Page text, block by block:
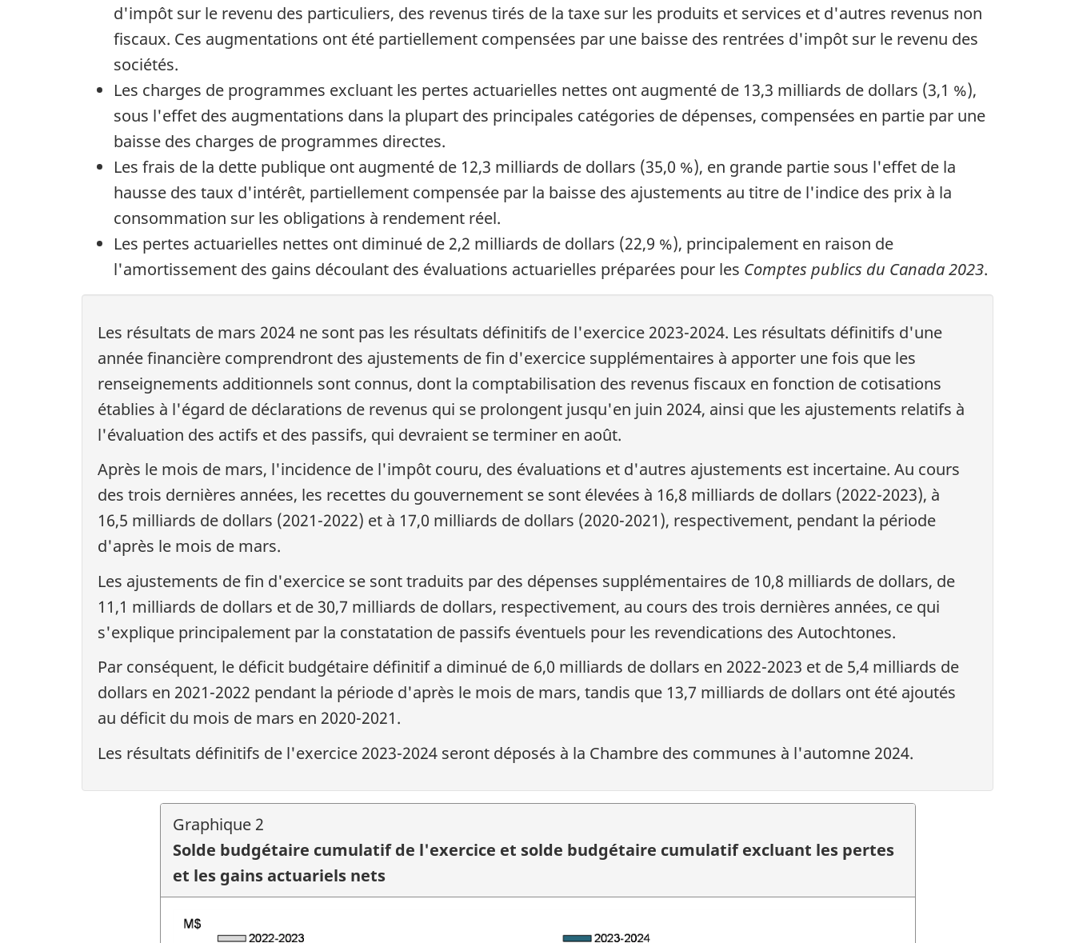
d'impôt sur le revenu des particuliers, des revenus tirés de la taxe sur les produits et services et d'autres revenus non
fiscaux. Ces augmentations ont été partiellement compensées par une baisse des rentrées d'impôt sur le revenu des
sociétés.
Les charges de programmes excluant les pertes actuarielles nettes ont augmenté de 13,3 milliards de dollars (3,1 %),
sous l'effet des augmentations dans la plupart des principales catégories de dépenses, compensées en partie par une
baisse des charges de programmes directes.
Les frais de la dette publique ont augmenté de 12,3 milliards de dollars (35,0 %), en grande partie sous l'effet de la
hausse des taux d'intérêt, partiellement compensée par la baisse des ajustements au titre de l'indice des prix à la
consommation sur les obligations à rendement réel.
Les pertes actuarielles nettes ont diminué de 2,2 milliards de dollars (22,9 %), principalement en raison de
l'amortissement des gains découlant des évaluations actuarielles préparées pour les Comptes publics du Canada 2023.
Les résultats de mars 2024 ne sont pas les résultats définitifs de l'exercice 2023-2024. Les résultats définitifs d'une
année financière comprendront des ajustements de fin d'exercice supplémentaires à apporter une fois que les
renseignements additionnels sont connus, dont la comptabilisation des revenus fiscaux en fonction de cotisations
établies à l'égard de déclarations de revenus qui se prolongent jusqu'en juin 2024, ainsi que les ajustements relatifs à
l'évaluation des actifs et des passifs, qui devraient se terminer en août.
Après le mois de mars, l'incidence de l'impôt couru, des évaluations et d'autres ajustements est incertaine. Au cours
des trois dernières années, les recettes du gouvernement se sont élevées à 16,8 milliards de dollars (2022-2023), à
16,5 milliards de dollars (2021-2022) et à 17,0 milliards de dollars (2020-2021), respectivement, pendant la période
d'après le mois de mars.
Les ajustements de fin d'exercice se sont traduits par des dépenses supplémentaires de 10,8 milliards de dollars, de
11,1 milliards de dollars et de 30,7 milliards de dollars, respectivement, au cours des trois dernières années, ce qui
s'explique principalement par la constatation de passifs éventuels pour les revendications des Autochtones.
Par conséquent, le déficit budgétaire définitif a diminué de 6,0 milliards de dollars en 2022-2023 et de 5,4 milliards de
dollars en 2021-2022 pendant la période d'après le mois de mars, tandis que 13,7 milliards de dollars ont été ajoutés
au déficit du mois de mars en 2020-2021.
Les résultats définitifs de l'exercice 2023-2024 seront déposés à la Chambre des communes à l'automne 2024.
Graphique 2
Solde budgétaire cumulatif de l'exercice et solde budgétaire cumulatif excluant les pertes
et les gains actuariels nets